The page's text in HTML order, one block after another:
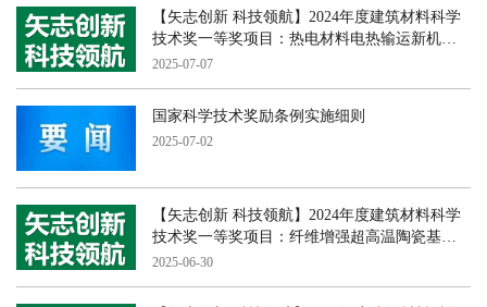
【矢志创新 科技领航】2024年度建筑材料科学
技术奖一等奖项目：热电材料电热输运新机制
与性能优化
2025-07-07
国家科学技术奖励条例实施细则
2025-07-02
【矢志创新 科技领航】2024年度建筑材料科学
技术奖一等奖项目：纤维增强超高温陶瓷基复
合材料构建与应用中的科学问题研究
2025-06-30